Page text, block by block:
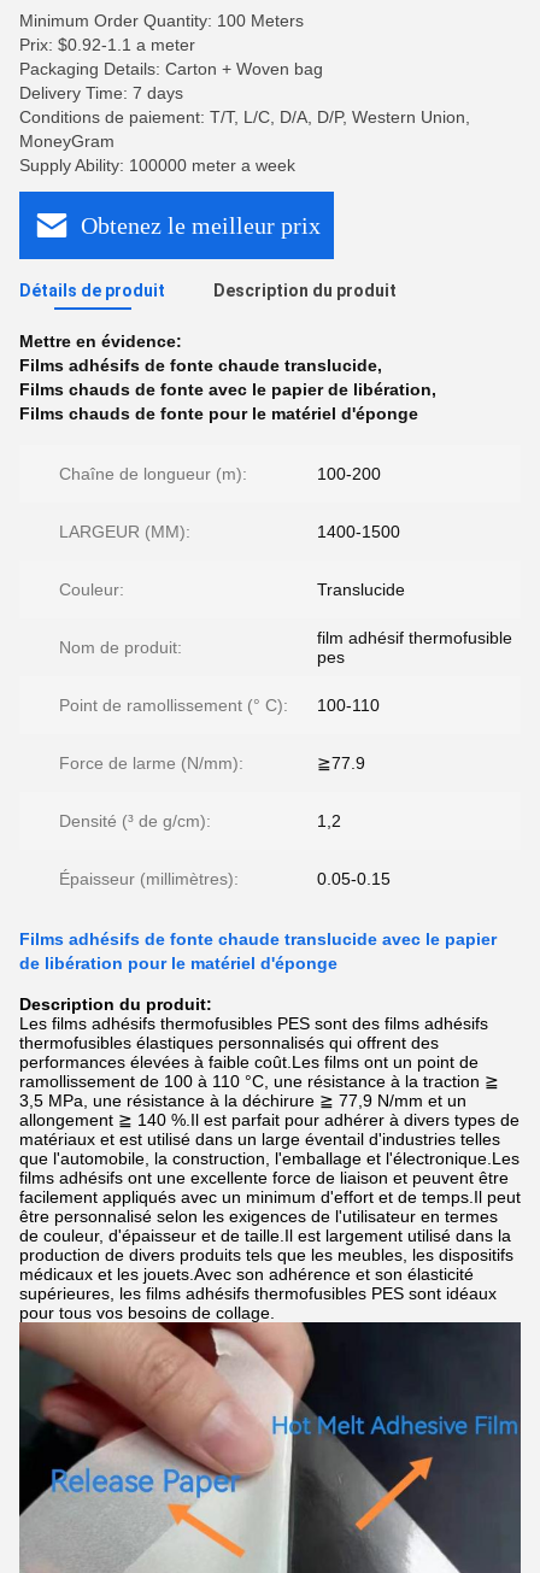
Minimum Order Quantity: 100 Meters
Prix: $0.92-1.1 a meter
Packaging Details: Carton + Woven bag
Delivery Time: 7 days
Conditions de paiement: T/T, L/C, D/A, D/P, Western Union,
MoneyGram
Supply Ability: 100000 meter a week
Obtenez le meilleur prix
Détails de produit Description du produit
Mettre en évidence:
Films adhésifs de fonte chaude translucide,
Films chauds de fonte avec le papier de libération,
Films chauds de fonte pour le matériel d'éponge
Chaîne de longueur (m): 100-200
LARGEUR (MM): 1400-1500
Couleur: Translucide
Nom de produit:
film adhésif thermofusible
pes
Point de ramollissement (° C): 100-110
Force de larme (N/mm): ≧77.9
Densité (³ de g/cm): 1,2
Épaisseur (millimètres): 0.05-0.15
Films adhésifs de fonte chaude translucide avec le papier
de libération pour le matériel d'éponge
Description du produit:
Les films adhésifs thermofusibles PES sont des films adhésifs
thermofusibles élastiques personnalisés qui offrent des
performances élevées à faible coût.Les films ont un point de
ramollissement de 100 à 110 °C, une résistance à la traction ≧
3,5 MPa, une résistance à la déchirure ≧ 77,9 N/mm et un
allongement ≧ 140 %.Il est parfait pour adhérer à divers types de
matériaux et est utilisé dans un large éventail d'industries telles
que l'automobile, la construction, l'emballage et l'électronique.Les
films adhésifs ont une excellente force de liaison et peuvent être
facilement appliqués avec un minimum d'effort et de temps.Il peut
être personnalisé selon les exigences de l'utilisateur en termes
de couleur, d'épaisseur et de taille.Il est largement utilisé dans la
production de divers produits tels que les meubles, les dispositifs
médicaux et les jouets.Avec son adhérence et son élasticité
supérieures, les films adhésifs thermofusibles PES sont idéaux
pour tous vos besoins de collage.